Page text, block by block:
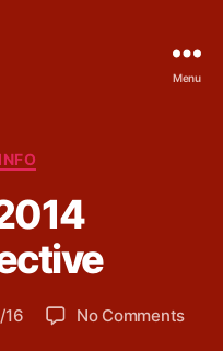
Menu
No Commentson